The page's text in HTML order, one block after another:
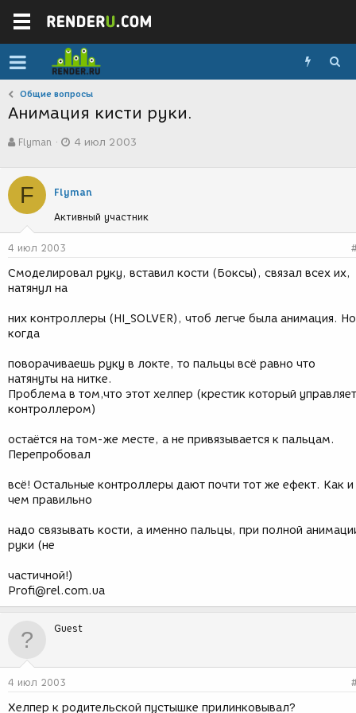
Общие вопросы
Анимация кисти руки.
в
о
р
т
е
м
ы
Flyman
а
с
з
д
и
4 июл 2003
F Flyman
Активный участник
4 июл 2003
Смоделировал руку, вставил кости (Боксы), связал всех их,
натянул на
них контроллеры (HI_SOLVER), чтоб легче была анимация. Но
когда
поворачиваешь руку в локте, то пальцы всё равно что
натянуты на нитке.
Проблема в том,что этот хелпер (крестик который управляет
контроллером)
остаётся на том-же месте, а не привязывается к пальцам.
Перепробовал
всё! Остальные контроллеры дают почти тот же ефект. Как и
чем правильно
надо связывать кости, а именно пальцы, при полной
руки (не
частичной!)
Profi@rel.com.ua
Guest
4 июл 2003
Хелпер к родительской пустышке прилинковывал?